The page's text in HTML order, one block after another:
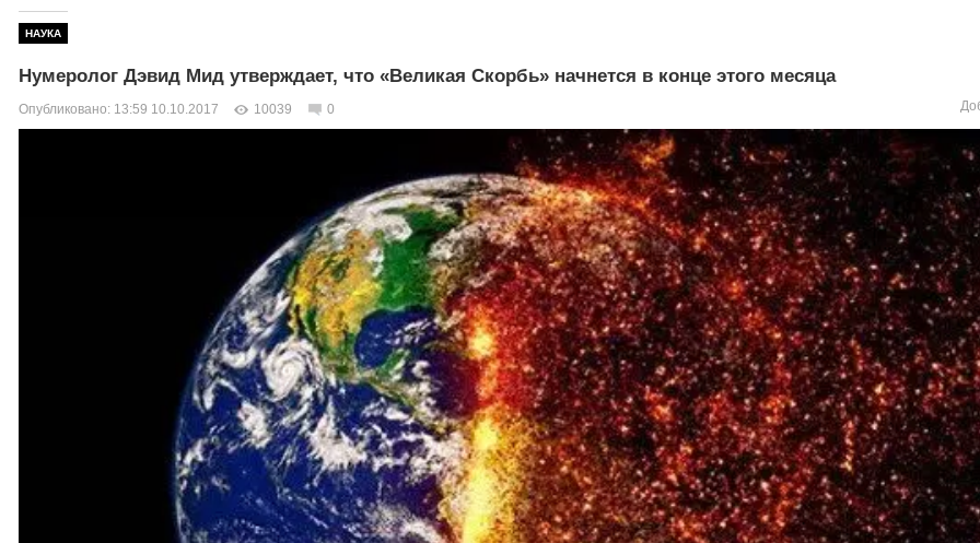
НАУКА
Нумеролог Дэвид Мид утверждает, что «Великая Скорбь» начнется в конце этого месяца
Опубликовано: 13:59 10.10.2017 10039 0